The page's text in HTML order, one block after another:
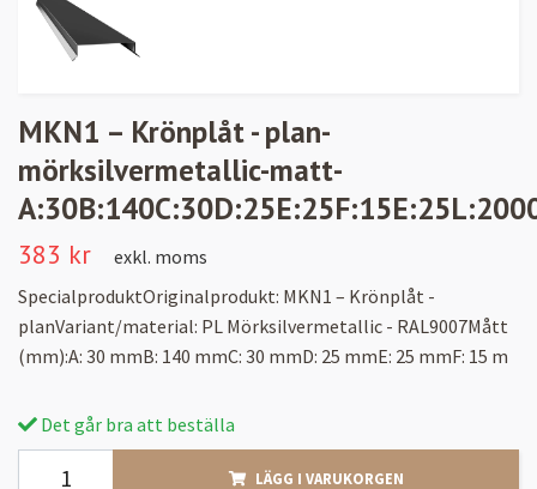
MKN1 – Krönplåt - plan-
mörksilvermetallic-matt-
383 kr
exkl. moms
SpecialproduktOriginalprodukt: MKN1 – Krönplåt -
planVariant/material: PL Mörksilvermetallic - RAL9007Mått
(mm):A: 30 mmB: 140 mmC: 30 mmD: 25 mmE: 25 mmF: 15 m
Det går bra att beställa
LÄGG I VARUKORGEN